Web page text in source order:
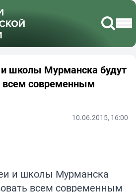
и школы Мурманска будут
всем современным
10.06.2015, 16:00